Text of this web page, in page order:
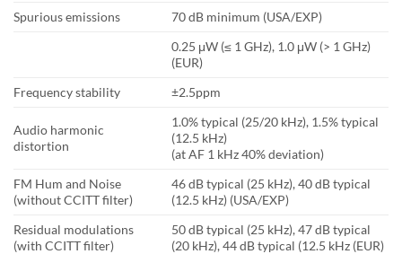
Spurious emissions
70 dB minimum (USA/EXP)
0.25 μW (≤ 1 GHz), 1.0 μW (> 1 GHz)
(EUR)
Frequency stability
±2.5ppm
Audio harmonic
distortion
1.0% typical (25/20 kHz), 1.5% typical
(12.5 kHz)
(at AF 1 kHz 40% deviation)
FM Hum and Noise
(without CCITT filter)
46 dB typical (25 kHz), 40 dB typical
(12.5 kHz) (USA/EXP)
Residual modulations
(with CCITT filter)
50 dB typical (25 kHz), 47 dB typical
(20 kHz), 44 dB typical (12.5 kHz (EUR)